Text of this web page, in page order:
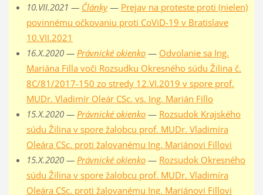
10.VII.2021 — Články— Prejav na proteste proti (nielen)
povinnému očkovaniu proti CoViD-19 v Bratislave
10.VII.2021
16.X.2020 — Právnické okienko— Odvolanie sa Ing.
Mariána Filla voči Rozsudku Okresného súdu Žilina č.
8C/81/2017-150 zo stredy 12.VI.2019 v spore prof.
MUDr. Vladimír Oleár CSc. vs. Ing. Marián Fillo
15.X.2020 — Právnické okienko— Rozsudok Krajského
súdu Žilina v spore žalobcu prof. MUDr. Vladimíra
Oleára CSc. proti žalovanému Ing. Mariánovi Fillovi
15.X.2020 — Právnické okienko— Rozsudok Okresného
súdu Žilina v spore žalobcu prof. MUDr. Vladimíra
Oleára CSc. proti žalovanému Ing. Mariánovi Fillovi